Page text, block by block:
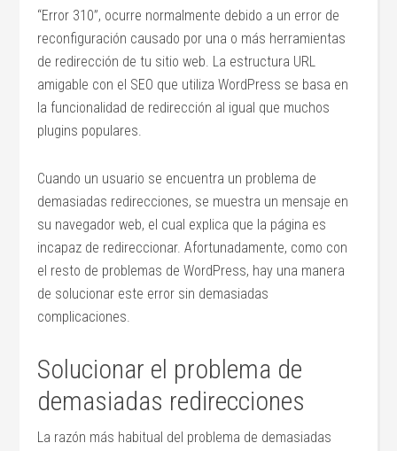
“Error 310”, ocurre normalmente debido a un error de
reconfiguración causado por una o más herramientas
de redirección de tu sitio web. La estructura URL
amigable con el SEO que utiliza WordPress se basa en
la funcionalidad de redirección al igual que muchos
plugins populares.
Cuando un usuario se encuentra un problema de
demasiadas redirecciones, se muestra un mensaje en
su navegador web, el cual explica que la página es
incapaz de redireccionar. Afortunadamente, como con
el resto de problemas de WordPress, hay una manera
de solucionar este error sin demasiadas
complicaciones.
Solucionar el problema de
demasiadas redirecciones
La razón más habitual del problema de demasiadas